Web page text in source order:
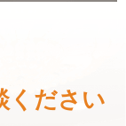
ください